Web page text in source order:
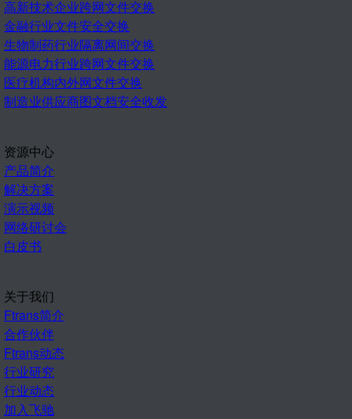
高新技术企业跨网文件交换
金融行业文件安全交换
生物制药行业隔离网间交换
能源电力行业跨网文件交换
医疗机构内外网文件交换
制造业供应商图文档安全收发
资源中心
产品简介
解决方案
演示视频
网络研讨会
白皮书
关于我们
Ftrans简介
合作伙伴
Ftrans动态
行业研究
行业动态
加入飞驰